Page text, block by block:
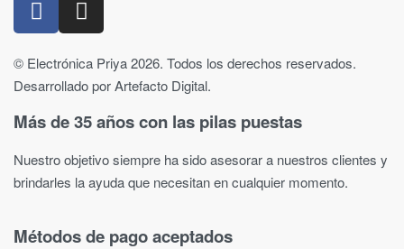
© Electrónica Priya 2026. Todos los derechos reservados.
Desarrollado por Artefacto Digital.
Más de 35 años con las pilas puestas
Nuestro objetivo siempre ha sido asesorar a nuestros clientes y
brindarles la ayuda que necesitan en cualquier momento.
Métodos de pago aceptados